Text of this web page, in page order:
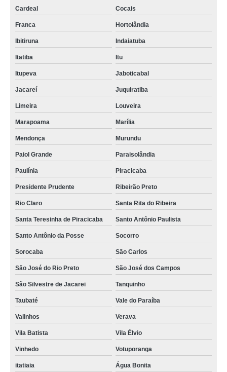
Cardeal Cocais
Franca Hortolândia
Ibitiruna Indaiatuba
Itatiba Itu
Itupeva Jaboticabal
Jacareí Juquiratiba
Limeira Louveira
Marapoama Marília
Mendonça Murundu
Paiol Grande Paraisolândia
Paulínia Piracicaba
Presidente Prudente Ribeirão Preto
Rio Claro Santa Rita do Ribeira
Santa Teresinha de Piracicaba Santo Antônio Paulista
Santo Antônio da Posse Socorro
Sorocaba São Carlos
São José do Rio Preto São José dos Campos
São Silvestre de Jacarei Tanquinho
Taubaté Vale do Paraíba
Valinhos Verava
Vila Batista Vila Élvio
Vinhedo Votuporanga
itatiaia
Água Bonita